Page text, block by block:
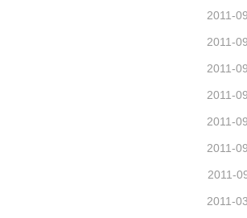
2011-
2011-
2011-
2011-
2011-
2011-
2011-
2011-